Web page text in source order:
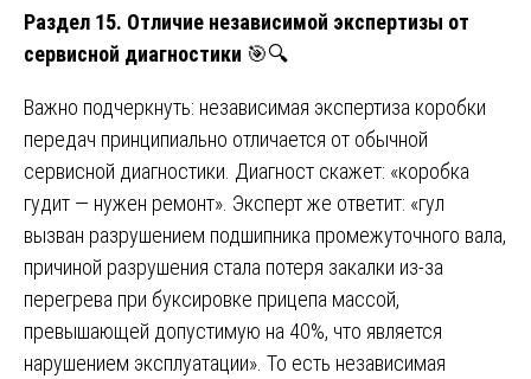
Раздел 15. Отличие независимой экспертизы от
сервисной диагностики 🎯🔍
Важно подчеркнуть: независимая экспертиза коробки
передач принципиально отличается от обычной
сервисной диагностики. Диагност скажет: «коробка
гудит — нужен ремонт». Эксперт же ответит: «гул
вызван разрушением подшипника промежуточного вала,
причиной разрушения стала потеря закалки из-за
перегрева при буксировке прицепа массой,
превышающей допустимую на 40%, что является
нарушением эксплуатации». То есть независимая